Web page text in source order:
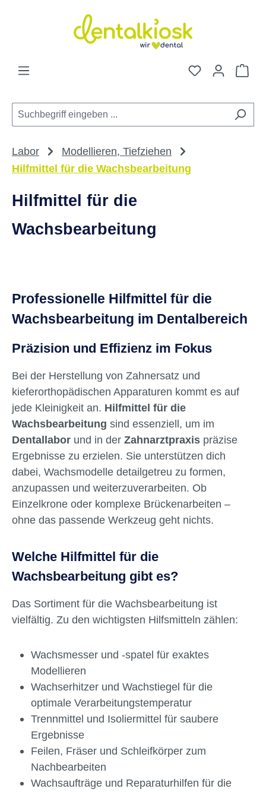
Zum Hauptinhalt springen
Du hast 0
Labor
Modellieren, Tiefziehen
Hilfmittel für die Wachsbearbeitung
Hilfmittel für die
Wachsbearbeitung
Professionelle Hilfmittel für die
Wachsbearbeitung im Dentalbereich
Präzision und Effizienz im Fokus
Bei der Herstellung von Zahnersatz und
kieferorthopädischen Apparaturen kommt es auf
jede Kleinigkeit an. Hilfmittel für die
Wachsbearbeitung sind essenziell, um im
Dentallabor und in der Zahnarztpraxis präzise
Ergebnisse zu erzielen. Sie unterstützen dich
dabei, Wachsmodelle detailgetreu zu formen,
anzupassen und weiterzuverarbeiten. Ob
Einzelkrone oder komplexe Brückenarbeiten –
ohne das passende Werkzeug geht nichts.
Welche Hilfmittel für die
Wachsbearbeitung gibt es?
Das Sortiment für die Wachsbearbeitung ist
vielfältig. Zu den wichtigsten Hilfsmitteln zählen:
Wachsmesser und -spatel für exaktes
Modellieren
Wachserhitzer und Wachstiegel für die
optimale Verarbeitungstemperatur
Trennmittel und Isoliermittel für saubere
Ergebnisse
Feilen, Fräser und Schleifkörper zum
Nachbearbeiten
Wachsaufträge und Reparaturhilfen für die